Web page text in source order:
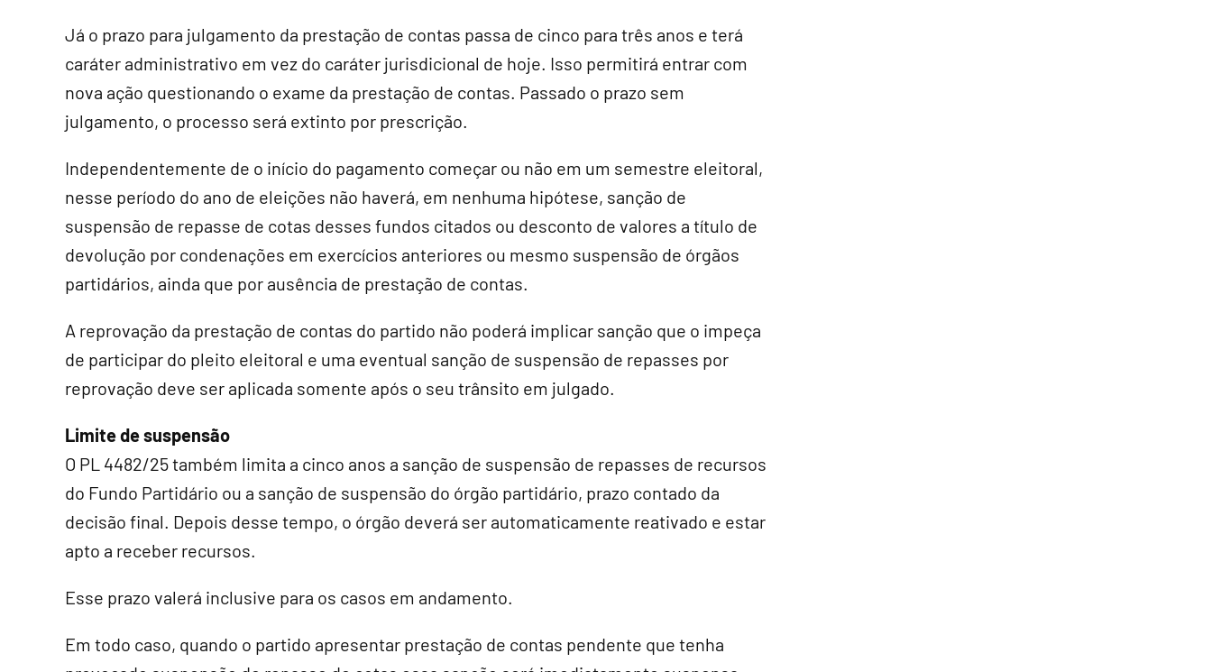
Já o prazo para julgamento da prestação de contas passa de cinco para três anos e terá
caráter administrativo em vez do caráter jurisdicional de hoje. Isso permitirá entrar com
nova ação questionando o exame da prestação de contas. Passado o prazo sem
julgamento, o processo será extinto por prescrição.
Independentemente de o início do pagamento começar ou não em um semestre eleitoral,
nesse período do ano de eleições não haverá, em nenhuma hipótese, sanção de
suspensão de repasse de cotas desses fundos citados ou desconto de valores a título de
devolução por condenações em exercícios anteriores ou mesmo suspensão de órgãos
partidários, ainda que por ausência de prestação de contas.
A reprovação da prestação de contas do partido não poderá implicar sanção que o impeça
de participar do pleito eleitoral e uma eventual sanção de suspensão de repasses por
reprovação deve ser aplicada somente após o seu trânsito em julgado.
Limite de suspensão
O PL 4482/25 também limita a cinco anos a sanção de suspensão de repasses de recursos
do Fundo Partidário ou a sanção de suspensão do órgão partidário, prazo contado da
decisão final. Depois desse tempo, o órgão deverá ser automaticamente reativado e estar
apto a receber recursos.
Esse prazo valerá inclusive para os casos em andamento.
Em todo caso, quando o partido apresentar prestação de contas pendente que tenha